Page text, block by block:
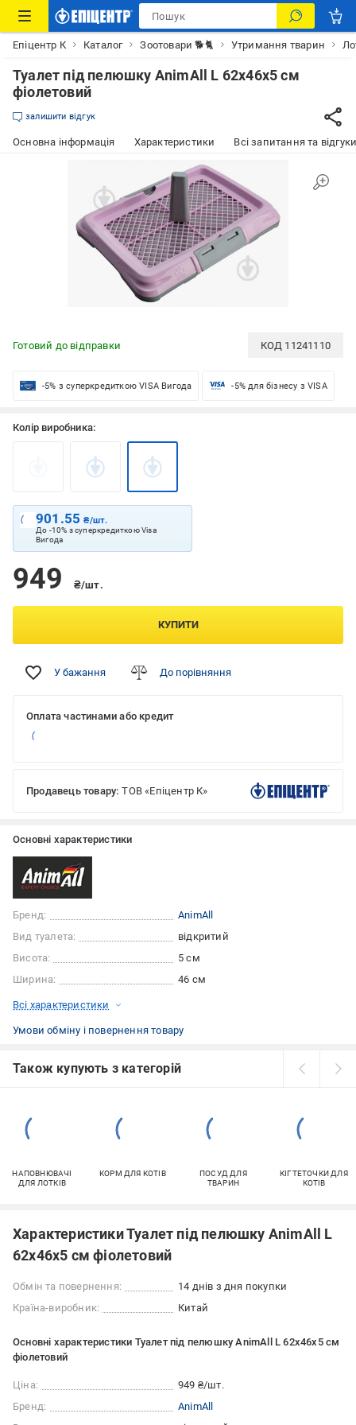
Епіцентр К Каталог Зоотовари 🐕🐈 Утримання тварин
Туалет під пелюшку AnimAll L 62х46х5 cм
фіолетовий
залишити відгук
Основна інформація Характеристики Всі запитання та
Готовий до відправки КОД 11241110
-5% з суперкредиткою VISA Вигода -5% для бізнесу з VISA
Колір виробника:
901.55₴/шт.
До -10% з суперкредиткою Visa
Вигода
949 ₴/шт.
КУПИТИ
У бажання До порівняння
Оплата частинами або кредит
Продавець товару: ТОВ «Епіцентр К»
Основні характеристики
Бренд:
AnimAll
Вид туалета:
відкритий
Висота:
5 см
Ширина:
46 см
Всі характеристики
Умови обміну і повернення товару
Також купують з категорій
НАПОВНЮВАЧІ
ДЛЯ ЛОТКІВ
КОРМ ДЛЯ КОТІВ
ПОСУД ДЛЯ
ТВАРИН
КІГТЕТОЧКИ ДЛЯ
КОТІВ
Характеристики Туалет під пелюшку AnimAll L
62х46х5 cм фіолетовий
Обмін та повернення:
14 днів з дня покупки
Країна-виробник:
Китай
Основні характеристики Туалет під пелюшку AnimAll L 62х46х5 cм
фіолетовий
Ціна:
949 ₴/шт.
Бренд:
AnimAll